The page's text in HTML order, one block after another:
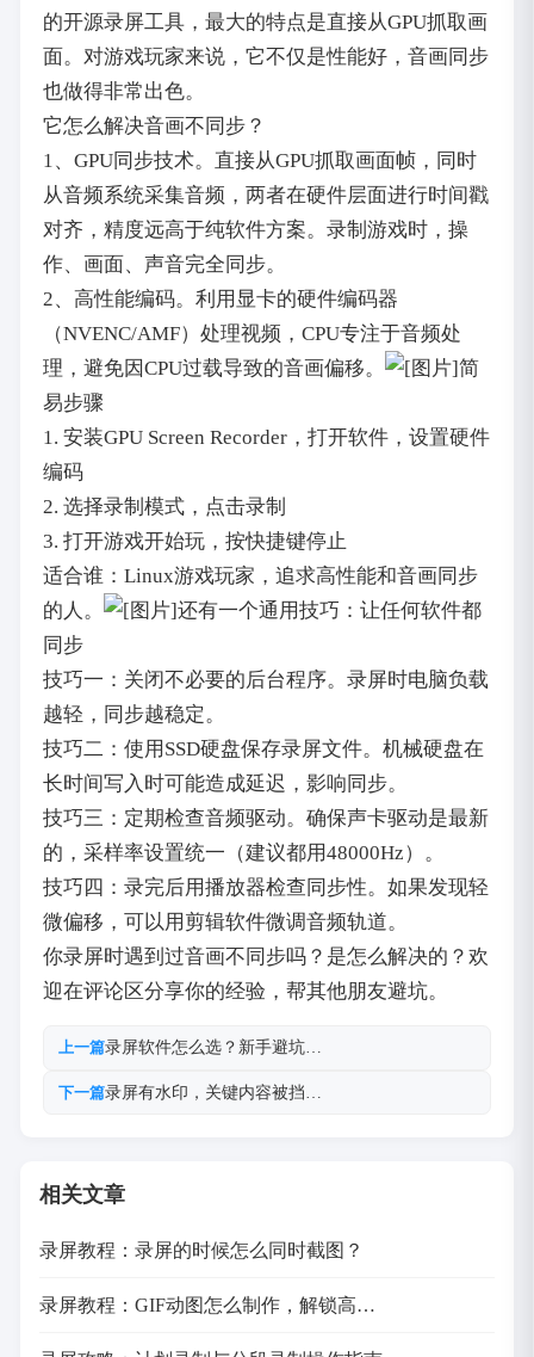
的开源录屏工具，最大的特点是直接从GPU抓取画
面。对游戏玩家来说，它不仅是性能好，音画同步
也做得非常出色。
它怎么解决音画不同步？
1、GPU同步技术。直接从GPU抓取画面帧，同时
从音频系统采集音频，两者在硬件层面进行时间戳
对齐，精度远高于纯软件方案。录制游戏时，操
作、画面、声音完全同步。
2、高性能编码。利用显卡的硬件编码器
（NVENC/AMF）处理视频，CPU专注于音频处
理，避免因CPU过载导致的音画偏移。
简
易步骤
1. 安装GPU Screen Recorder，打开软件，设置硬件
编码
2. 选择录制模式，点击录制
3. 打开游戏开始玩，按快捷键停止
适合谁：Linux游戏玩家，追求高性能和音画同步
的人。
还有一个通用技巧：让任何软件都
同步
技巧一：关闭不必要的后台程序。录屏时电脑负载
越轻，同步越稳定。
技巧二：使用SSD硬盘保存录屏文件。机械硬盘在
长时间写入时可能造成延迟，影响同步。
技巧三：定期检查音频驱动。确保声卡驱动是最新
的，采样率设置统一（建议都用48000Hz）。
技巧四：录完后用播放器检查同步性。如果发现轻
微偏移，可以用剪辑软件微调音频轨道。
你录屏时遇到过音画不同步吗？是怎么解决的？欢
迎在评论区分享你的经验，帮其他朋友避坑。
上一篇录屏软件怎么选？新手避坑…
下一篇录屏有水印，关键内容被挡…
相关文章
录屏教程：录屏的时候怎么同时截图？
录屏教程：GIF动图怎么制作，解锁高…